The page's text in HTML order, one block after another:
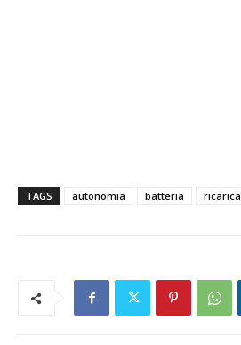
TAGS autonomia batteria ricarica